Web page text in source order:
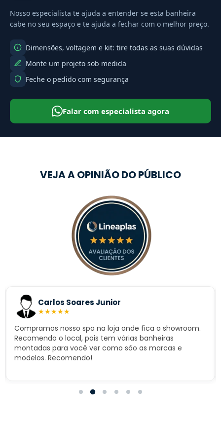
Nosso especialista te ajuda a entender se esta banheira
cabe no seu espaço e te ajuda a fechar com o melhor preço.
Dimensões, voltagem e kit: tire todas as suas dúvidas
Monte um projeto sob medida
Feche o pedido com segurança
Falar com especialista agora
VEJA A OPINIÃO DO PÚBLICO
Carlos Soares Junior
★★★★★
Compramos nosso spa na loja onde fica o showroom.
Recomendo o local, pois tem várias banheiras
montadas para você ver como são as marcas e
modelos. Recomendo!